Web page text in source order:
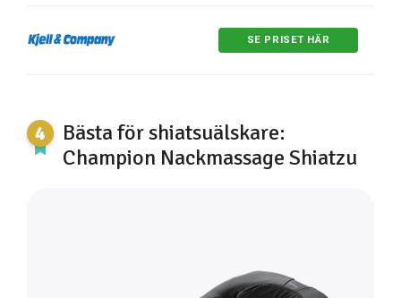
SE PRISET HÄR
Bästa för shiatsuälskare:
Champion Nackmassage Shiatzu